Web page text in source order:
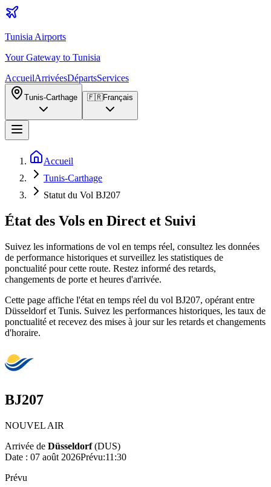
Tunisia Airports
Your Gateway to Tunisia
AccueilArrivéesDépartsServices
Tunis-Carthage 🇫🇷Français
Accueil
Tunis-Carthage
Statut du Vol BJ207
État des Vols en Direct et Suivi
Suivez les informations de vol en temps réel, consultez les données
de performance historiques et surveillez les statistiques de
ponctualité pour cette route. Restez informé des retards,
changements de porte et heures d'arrivée.
Cette page affiche l'état en temps réel du vol BJ207, opérant entre
Düsseldorf et Tunis. Suivez les performances historiques, les taux de
ponctualité et recevez des mises à jour sur les retards et changements
d'horaire.
BJ207
NOUVEL AIR
Arrivée de Düsseldorf(DUS)
Date : 07 août 2026Prévu:11:30
Prévu